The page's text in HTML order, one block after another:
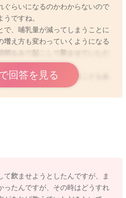
ぐらいになるのかわからないので
ですね。
で、哺乳量が減ってしまうことに
増え方も変わっていくようになる
間をみて起こして飲ませていただ
いていても泣かずにいることもあ
てください。
回答を見る
て飲ませようとしたんですが、ま
ったんですが、その時はどうすれ